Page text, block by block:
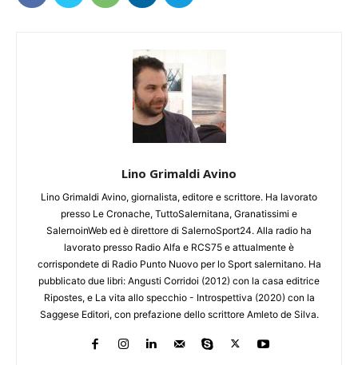
Lino Grimaldi Avino
Lino Grimaldi Avino, giornalista, editore e scrittore. Ha lavorato
presso Le Cronache, TuttoSalernitana, Granatissimi e
SalernoinWeb ed è direttore di SalernoSport24. Alla radio ha
lavorato presso Radio Alfa e RCS75 e attualmente è
corrispondete di Radio Punto Nuovo per lo Sport salernitano. Ha
pubblicato due libri: Angusti Corridoi (2012) con la casa editrice
Ripostes, e La vita allo specchio - Introspettiva (2020) con la
Saggese Editori, con prefazione dello scrittore Amleto de Silva.